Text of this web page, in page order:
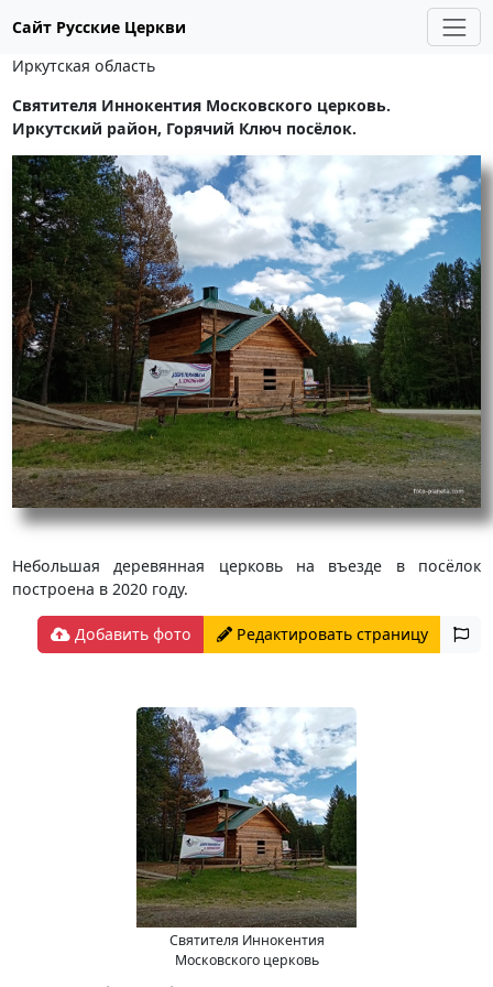
Сайт Русские Церкви
Иркутская область
Святителя Иннокентия Московского церковь.
Иркутский район, Горячий Ключ посёлок.
Небольшая деревянная церковь на въезде в посёлок
построена в 2020 году.
Добавить фото Редактировать страницу
Святителя Иннокентия
Московского церковь